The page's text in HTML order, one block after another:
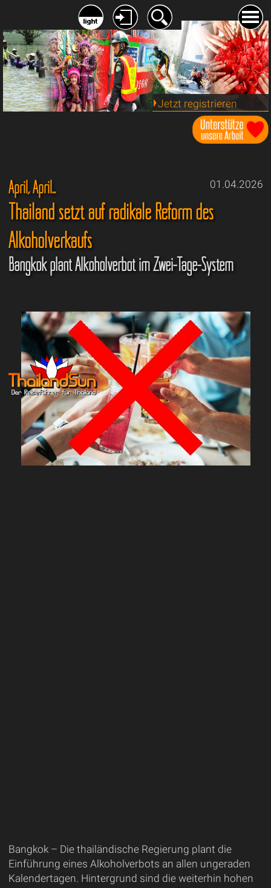
Jetzt registrieren
01.04.2026
April, April...
Thailand setzt auf radikale Reform des
Alkoholverkaufs
Bangkok plant Alkoholverbot im Zwei-Tage-System
Bangkok – Die thailändische Regierung plant die
Einführung eines Alkoholverbots an allen ungeraden
Kalendertagen. Hintergrund sind die weiterhin hohen